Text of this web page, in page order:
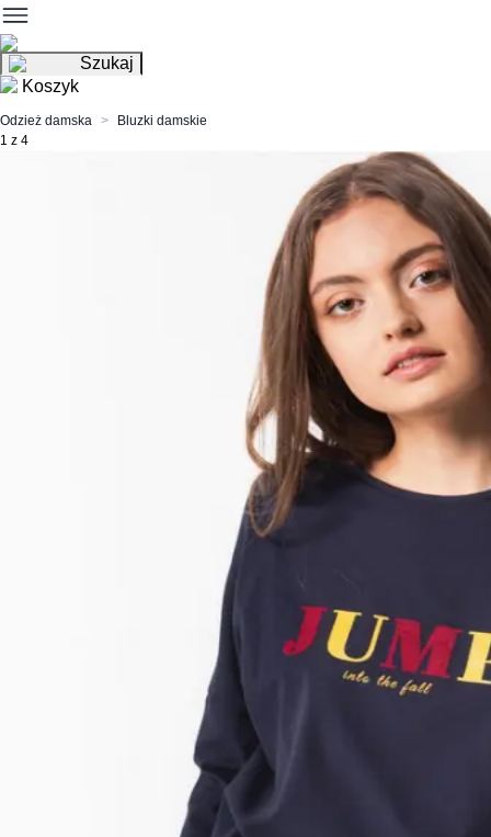
Szukaj
Koszyk
Odzież damska
Bluzki damskie
1 z 4